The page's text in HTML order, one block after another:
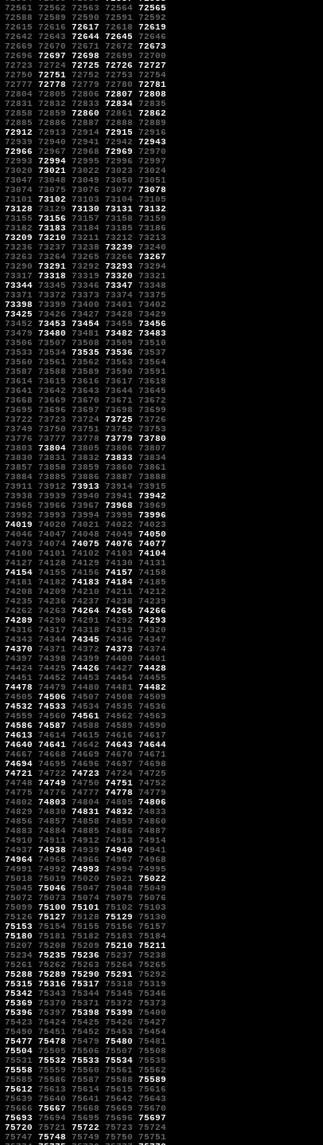
72561 72562 72563 72564 72565
72588 72589 72590 72591
72592
72615 72616 72617 72618
72619
72642 72643 72644 72645
72646
72669 72670 72671 72672
72673
72696 72697 72698 72699
72700
72723 72724 72725 72726
72727
72750 72751 72752 72753
72754
72777 72778 72779 72780
72781
72804 72805 72806 72807
72808
72831 72832 72833 72834 72835
72858 72859 72860 72861
72862
72885 72886 72887 72888
72889
72912 72913 72914 72915
72916
72939 72940 72941 72942
72943
72966 72967 72968 72969
72970
72993 72994 72995 72996
72997
73020 73021 73022 73023
73024
73047 73048 73049 73050
73051
73074 73075 73076 73077
73078
73101 73102 73103 73104 73105
73128 73129 73130 73131 73132
73155 73156 73157 73158
73159
73182 73183 73184 73185
73186
73209 73210 73211 73212
73213
73236 73237 73238 73239
73240
73263 73264 73265 73266
73267
73290 73291 73292 73293
73294
73317 73318 73319 73320
73321
73344 73345 73346 73347
73348
73371 73372 73373 73374 73375
73398 73399 73400 73401
73402
73425 73426 73427 73428
73429
73452 73453 73454 73455
73456
73479 73480 73481 73482
73483
73506 73507 73508 73509
73510
73533 73534 73535 73536
73537
73560 73561 73562 73563
73564
73587 73588 73589 73590
73591
73614 73615 73616 73617
73618
73641 73642 73643 73644 73645
73668 73669 73670 73671
73672
73695 73696 73697 73698
73699
73722 73723 73724 73725
73726
73749 73750 73751 73752
73753
73776 73777 73778 73779
73780
73803 73804 73805 73806
73807
73830 73831 73832 73833
73834
73857 73858 73859 73860
73861
73884 73885 73886 73887
73888
73911 73912 73913 73914 73915
73938 73939 73940 73941
73942
73965 73966 73967 73968
73969
73992 73993 73994 73995
73996
74019 74020 74021 74022
74023
74046 74047 74048 74049
74050
74073 74074 74075 74076
74077
74100 74101 74102 74103
74104
74127 74128 74129 74130
74131
74154 74155 74156 74157
74158
74181 74182 74183 74184 74185
74208 74209 74210 74211
74212
74235 74236 74237 74238
74239
74262 74263 74264 74265
74266
74289 74290 74291 74292
74293
74316 74317 74318 74319
74320
74343 74344 74345 74346
74347
74370 74371 74372 74373
74374
74397 74398 74399 74400
74401
74424 74425 74426 74427
74428
74451 74452 74453 74454 74455
74478 74479 74480 74481
74482
74505 74506 74507 74508
74509
74532 74533 74534 74535
74536
74559 74560 74561 74562
74563
74586 74587 74588 74589
74590
74613 74614 74615 74616
74617
74640 74641 74642 74643
74644
74667 74668 74669 74670
74671
74694 74695 74696 74697
74698
74721 74722 74723 74724 74725
74748 74749 74750 74751 74752
74775 74776 74777 74778
74779
74802 74803 74804 74805
74806
74829 74830 74831 74832
74833
74856 74857 74858 74859
74860
74883 74884 74885 74886
74887
74910 74911 74912 74913
74914
74937 74938 74939 74940
74941
74964 74965 74966 74967
74968
74991 74992 74993 74994 74995
75018 75019 75020 75021
75022
75045 75046 75047 75048
75049
75072 75073 75074 75075
75076
75099 75100 75101 75102
75103
75126 75127 75128 75129
75130
75153 75154 75155 75156
75157
75180 75181 75182 75183
75184
75207 75208 75209 75210
75211
75234 75235 75236 75237
75238
75261 75262 75263 75264 75265
75288 75289 75290 75291 75292
75315 75316 75317 75318
75319
75342 75343 75344 75345
75346
75369 75370 75371 75372
75373
75396 75397 75398 75399
75400
75423 75424 75425 75426
75427
75450 75451 75452 75453
75454
75477 75478 75479 75480
75481
75504 75505 75506 75507
75508
75531 75532 75533 75534 75535
75558 75559 75560 75561
75562
75585 75586 75587 75588
75589
75612 75613 75614 75615
75616
75639 75640 75641 75642
75643
75666 75667 75668 75669
75670
75693 75694 75695 75696
75697
75720 75721 75722 75723
75724
75747 75748 75749 75750
75751